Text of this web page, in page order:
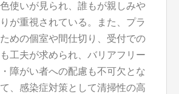
使いが見られ、誰もが親しみや
が重視されている。また、プラ
めの個室や間仕切り、受付での
工夫が求められ、バリアフリー
障がい者への配慮も不可欠とな
、感染症対策として清掃性の高